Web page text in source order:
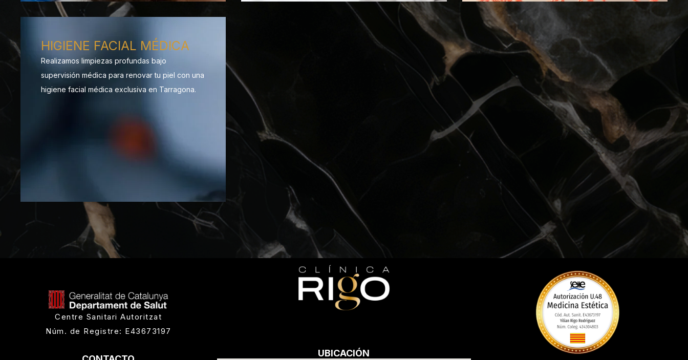
HIGIENE FACIAL MÉDICA
Realizamos limpiezas profundas bajo
supervisión médica para renovar tu piel con una
higiene facial médica exclusiva en Tarragona.
Centre Sanitari Autoritzat
Núm. de Registre: E43673197
UBICACIÓN